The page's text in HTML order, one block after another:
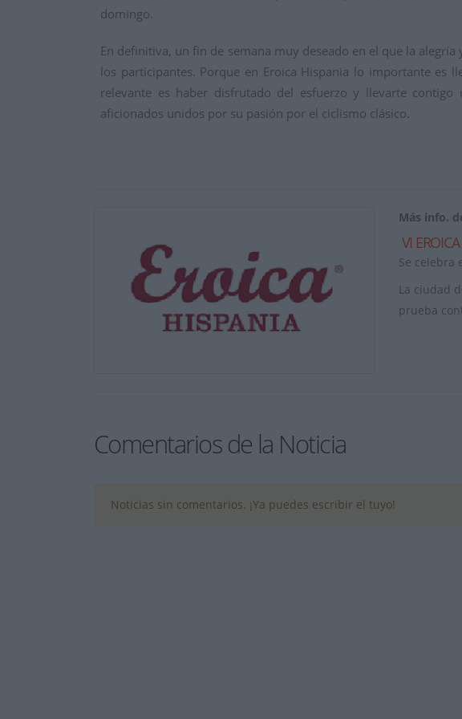
domingo.
En definitiva, un fin de semana muy deseado en el que la
los participantes. Porque en Eroica Hispania lo importante es
relevante es haber disfrutado del esfuerzo y llevarte
aficionados unidos por su pasión por el ciclismo clásico.
Más info.
VI
Se celebra
La ciudad
prueba
Comentarios de la Noticia
Noticias sin comentarios. ¡Ya puedes escribir el tuyo!